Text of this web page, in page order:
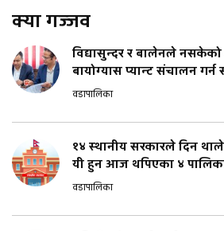
क्या गज्जव
विद्यासुन्दर र बालेनले
बायोग्यास प्यान्ट संचालन गर्न
वडापालिका
१४ स्थानीय सरकारले दिन
यी हुन आज थपिएका ४
वडापालिका